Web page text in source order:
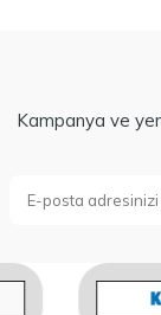
Kampanya ve